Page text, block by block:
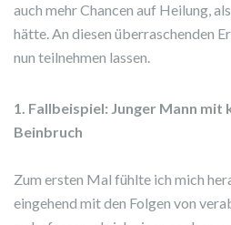
auch mehr Chancen auf Heilung,
hätte. An diesen überraschenden
nun teilnehmen lassen.
1. Fallbeispiel: Junger Mann
Beinbruch
Zum ersten Mal fühlte ich mich
eingehend mit den Folgen von